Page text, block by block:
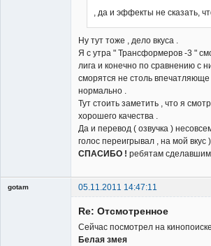
, да и эффекты не сказать,
Ну тут тоже , дело вкуса .
Я с утра " Трансформеров -3 "
лига и конечно по сравнению с
сморятся не столь впечатляюще
нормально .
Тут стоить заметить , что я
хорошего качества .
Да и перевод ( озвучка )
голос переигрывал , на мой вкус
СПАСИБО ! ребятам
gotam
05.11.2011 14:47:11
Re: Отсмотренное
Сейчас посмотрел на
Белая змея